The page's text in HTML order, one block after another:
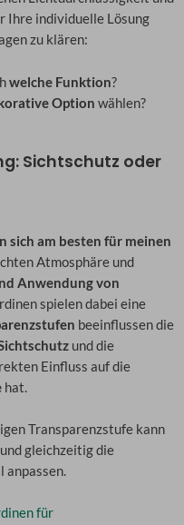
Ihre individuelle Lösung
zu klären:
welche Funktion?
Option wählen?
Sichtschutz oder
sich am besten für meinen
Atmosphäre und
Anwendung von
spielen dabei eine
beeinflussen die
und die
Einfluss auf die
hat.
Transparenzstufe kann
gleichzeitig die
anpassen.
für